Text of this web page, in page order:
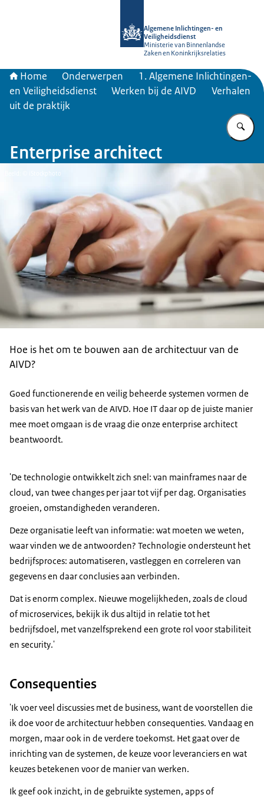
Algemene Inlichtingen- en
Veiligheidsdienst
Ministerie van Binnenlandse
Zaken en Koninkrijksrelaties
Home Onderwerpen
1. Algemene Inlichtingen-
en Veiligheidsdienst
Werken bij de AIVD
Verhalen
uit de praktijk
Enterprise architect
Beeld: © iStockphoto
Hoe is het om te bouwen aan de architectuur van de
AIVD?
Goed functionerende en veilig beheerde systemen vormen de
basis van het werk van de AIVD. Hoe IT daar op de juiste manier
mee moet omgaan is de vraag die onze enterprise architect
beantwoordt.
'De technologie ontwikkelt zich snel: van mainframes naar de
cloud, van twee changes per jaar tot vijf per dag. Organisaties
groeien, omstandigheden veranderen.
Deze organisatie leeft van informatie: wat moeten we weten,
waar vinden we de antwoorden? Technologie ondersteunt het
bedrijfsproces: automatiseren, vastleggen en correleren van
gegevens en daar conclusies aan verbinden.
Dat is enorm complex. Nieuwe mogelijkheden, zoals de cloud
ofmicroservices, bekijk ik dus altijd in relatie tot het
bedrijfsdoel, met vanzelfsprekend een grote rol voor stabiliteit
en security.'
Consequenties
'Ik voer veel discussies met de business, want de voorstellen die
ik doe voor de architectuur hebben consequenties. Vandaag en
morgen, maar ook in de verdere toekomst. Het gaat over de
inrichting van de systemen, de keuze voor leveranciers en wat
keuzes betekenen voor de manier van werken.
Ik geef ook inzicht, in de gebruikte systemen, apps of